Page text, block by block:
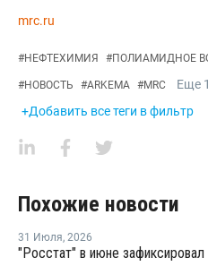
mrc.ru
#НЕФТЕХИМИЯ #ПОЛИАМИДНОЕ
#НОВОСТЬ #ARKEMA #MRC Еще 1
+Добавить все теги в фильтр
Похожие новости
31 Июля, 2026